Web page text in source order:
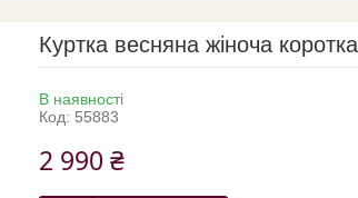
Куртка весняна жіноча
В наявності
Код: 55883
2 990 ₴